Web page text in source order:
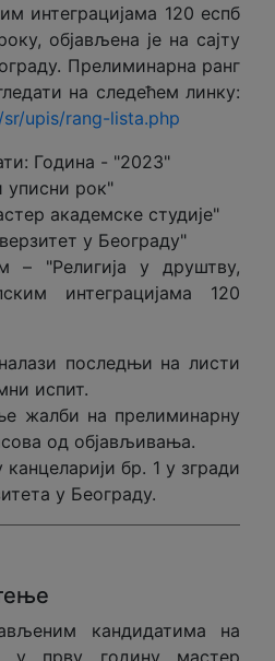
интеграцијама 120 еспб
објављена је на сајту
Прелиминарна ранг
на следећем линку:
upis/rang-lista.php
Година - "2023"
уписни рок"
академске студије"
у Београду"
– "Религија у друштву,
интеграцијама 120
последњи на листи
испит.
жалби на прелиминарну
од објављивања.
бр. 1 у згради
у Београду.
кандидатима на
у прву годину мастер